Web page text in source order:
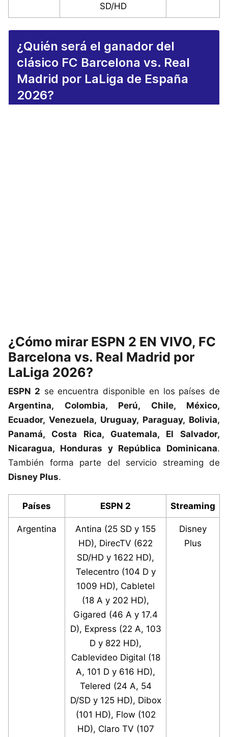
SD/HD
¿Cómo mirar ESPN 2 EN VIVO, FC
Barcelona vs. Real Madrid por
LaLiga 2026?
ESPN 2 se encuentra disponible en los países de
Argentina, Colombia, Perú, Chile, México,
Ecuador, Venezuela, Uruguay, Paraguay, Bolivia,
Panamá, Costa Rica, Guatemala, El Salvador,
Nicaragua, Honduras y República Dominicana.
También forma parte del servicio streaming de
Disney Plus.
Países ESPN 2 Streaming
Argentina
Antina (25 SD y 155
HD), DirecTV (622
SD/HD y 1622 HD),
Telecentro (104 D y
1009 HD), Cabletel
(18 A y 202 HD),
Gigared (46 A y 17.4
D), Express (22 A, 103
D y 822 HD),
Cablevideo Digital (18
A, 101 D y 616 HD),
Telered (24 A, 54
D/SD y 125 HD), Dibox
(101 HD), Flow (102
HD), Claro TV (107
Disney
Plus